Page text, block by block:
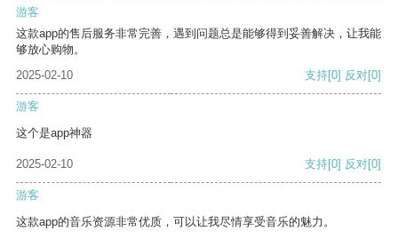
游客
这款app的售后服务非常完善，遇到问题总是能够得到妥善解决，让我能
够放心购物。
2025-02-10
支持[0] 反对[0]
游客
这个是app神器
2025-02-10 支持[0] 反对[0]
游客
这款app的音乐资源非常优质，可以让我尽情享受音乐的魅力。